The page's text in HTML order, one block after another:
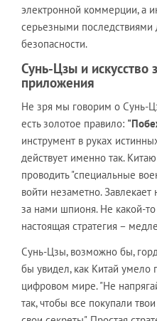
электронной коммерции, а
серьезными последствиями
безопасности.
Сунь-Цзы и искусство
приложения
Не зря мы говорим о Сунь-
есть золотое правило:
инструмент в руках
действует именно так.
проводить "специальные
войти незаметно.
за нами шпионя. Не какой-
настоящая стратегия –
Сунь-Цзы, возможно бы,
бы увидел, как Китай умело
цифровом мире. "Не
так, чтобы все покупали